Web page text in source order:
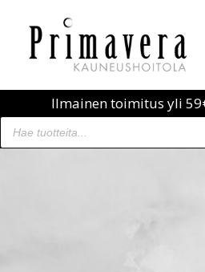
Ilmainen toimitus yli